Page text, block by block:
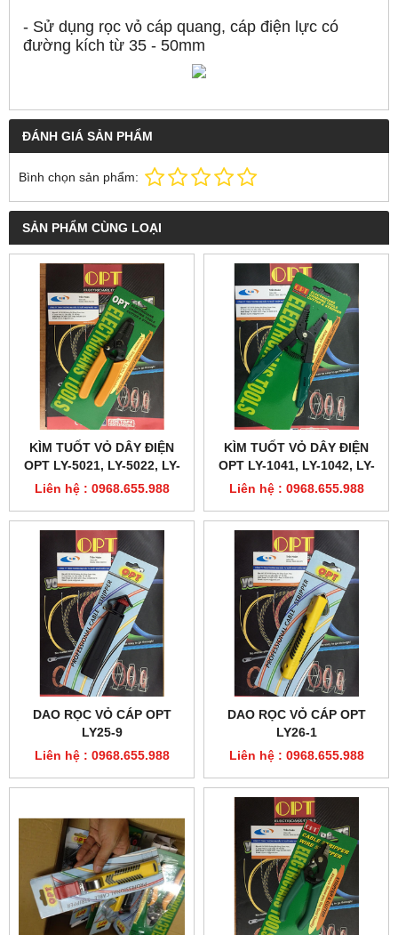
- Sử dụng rọc vỏ cáp quang, cáp điện lực có
đường kích từ 35 - 50mm
ĐÁNH GIÁ SẢN PHẨM
Bình chọn sản phẩm:
SẢN PHẨM CÙNG LOẠI
KÌM TUỐT VỎ DÂY ĐIỆN
OPT LY-5021, LY-5022, LY-
5023
Liên hệ : 0968.655.988
KÌM TUỐT VỎ DÂY ĐIỆN
OPT LY-1041, LY-1042, LY-
1043
Liên hệ : 0968.655.988
DAO RỌC VỎ CÁP OPT
LY25-9
Liên hệ : 0968.655.988
DAO RỌC VỎ CÁP OPT
LY26-1
Liên hệ : 0968.655.988